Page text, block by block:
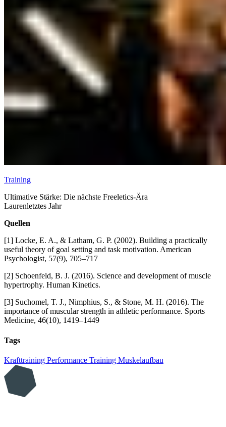
Training
Ultimative Stärke: Die nächste Freeletics-Ära
Laurenletztes Jahr
Quellen
[1] Locke, E. A., & Latham, G. P. (2002). Building a practically
useful theory of goal setting and task motivation. American
Psychologist, 57(9), 705–717
[2] Schoenfeld, B. J. (2016). Science and development of muscle
hypertrophy. Human Kinetics.
[3] Suchomel, T. J., Nimphius, S., & Stone, M. H. (2016). The
importance of muscular strength in athletic performance. Sports
Medicine, 46(10), 1419–1449
Tags
Krafttraining Performance Training Muskelaufbau